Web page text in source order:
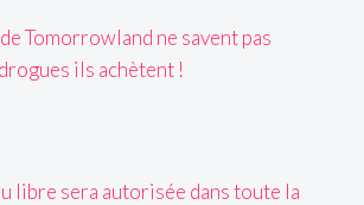
Tomorrowland ne savent pas
ils achètent !
libre sera autorisée dans toute la